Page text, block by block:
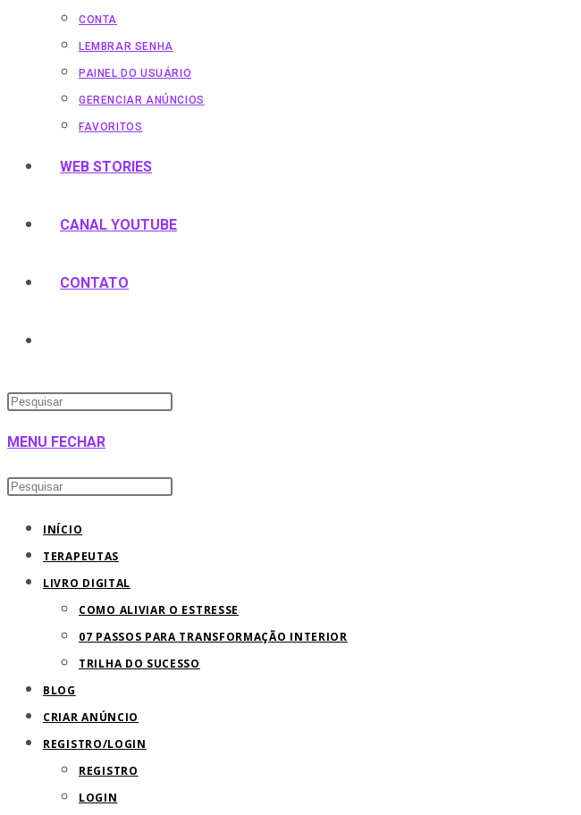
CONTA
LEMBRAR SENHA
PAINEL DO USUÁRIO
GERENCIAR ANÚNCIOS
FAVORITOS
WEB STORIES
CANAL YOUTUBE
CONTATO
PESQUISA
Pressione
“Esc”
de
pesquisa.
MENU FECHAR
Pesquisar
site
Pressione
fechar
o
painel
INÍCIO
TERAPEUTAS
LIVRO DIGITAL
COMO ALIVIAR O ESTRESSE
07 PASSOS PARA TRANSFORMAÇÃO INTERIOR
TRILHA DO SUCESSO
BLOG
CRIAR ANÚNCIO
REGISTRO/LOGIN
REGISTRO
LOGIN